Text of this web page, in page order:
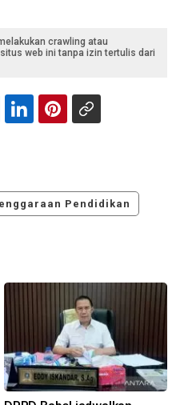
crawling atau
web ini tanpa izin tertulis dari
Pendidikan